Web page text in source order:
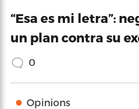
“Esa es mi letra”:
un plan contra su
0
Opinions